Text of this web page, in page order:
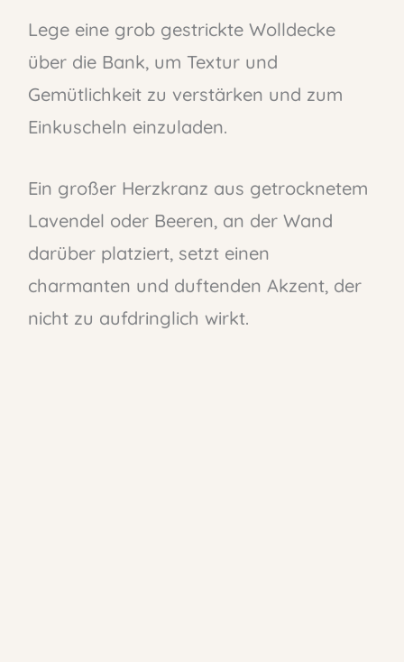
Lege eine grob gestrickte Wolldecke
über die Bank, um Textur und
Gemütlichkeit zu verstärken und zum
Einkuscheln einzuladen.
Ein großer Herzkranz aus getrocknetem
Lavendel oder Beeren, an der Wand
darüber platziert, setzt einen
charmanten und duftenden Akzent, der
nicht zu aufdringlich wirkt.